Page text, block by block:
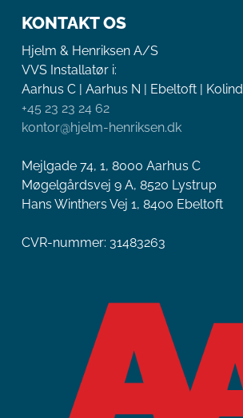
KONTAKT OS
Hjelm & Henriksen A/S
VVS Installatør i:
Aarhus C | Aarhus N | Ebeltoft | Kolind
+45 23 23 24 62
kontor@hjelm-henriksen.dk
Mejlgade 74, 1, 8000 Aarhus C
Møgelgårdsvej 9 A, 8520 Lystrup
Hans Winthers Vej 1, 8400 Ebeltoft
CVR-nummer: 31483263